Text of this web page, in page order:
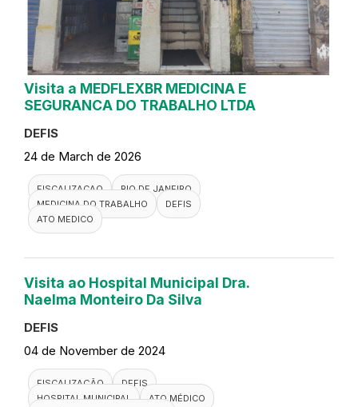
Visita a MEDFLEXBR MEDICINA E
SEGURANCA DO TRABALHO LTDA
DEFIS
24 de March de 2026
FISCALIZACAO
RIO DE JANEIRO
MEDICINA DO TRABALHO
DEFIS
ATO MEDICO
Visita ao Hospital Municipal Dra.
Naelma Monteiro Da Silva
DEFIS
04 de November de 2024
FISCALIZAÇÃO
DEFIS
HOSPITAL MUNICIPAL
ATO MÉDICO